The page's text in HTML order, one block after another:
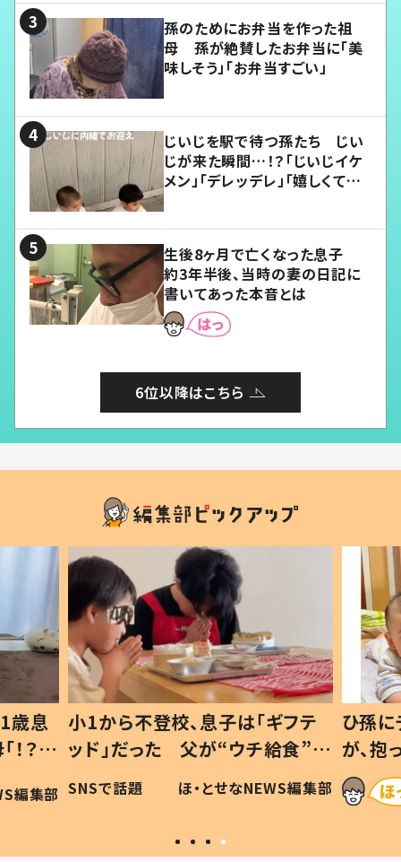
孫のためにお弁当を作った祖
母 孫が絶賛したお弁当に「美
味しそう」「お弁当すごい」
じいじを駅で待つ孫たち じい
じが来た瞬間…！？「じいじイケ
メン」「デレッデレ」「嬉しくて可
生後8ヶ月で亡くなった息子
約3年半後、当時の妻の日記に
書いてあった本音とは
6位以降はこちら
歳息
？」
編集部
小1から不登校、息子は「ギフテ
ッド」だった 父が“ウチ給食”を
作り続ける理由とは #令和の親
#令和の子
SNSで話題 ほ・とせなNEWS編集部
ひ孫
が、
「涙が
い」